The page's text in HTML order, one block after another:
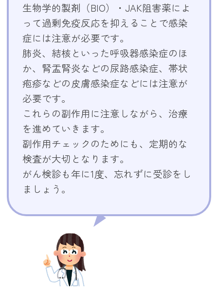
生物学的製剤（BIO）・JAK阻害薬によ
って過剰免疫反応を抑えることで感染
症には注意が必要です。
肺炎、結核といった呼吸器感染症のほ
か、腎盂腎炎などの尿路感染症、帯状
疱疹などの皮膚感染症などには注意が
必要です。
これらの副作用に注意しながら、治療
を進めていきます。
副作用チェックのためにも、定期的な
検査が大切となります。
がん検診も年に1度、忘れずに受診をし
ましょう。